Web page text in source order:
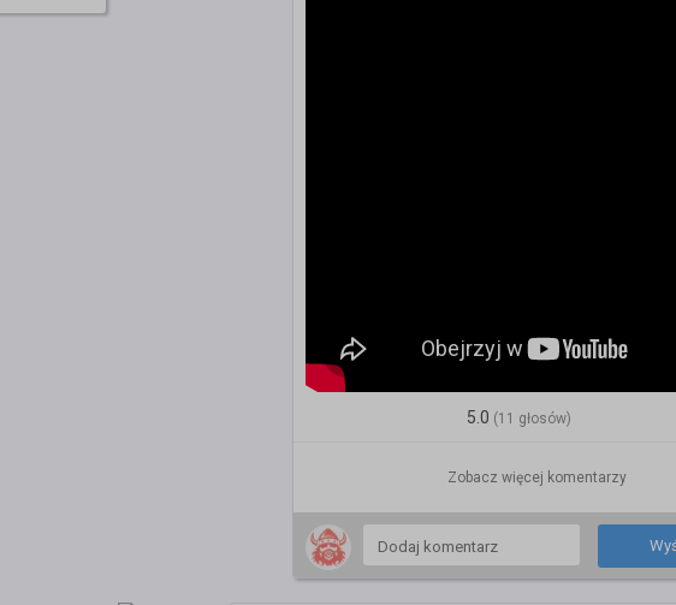
5.0 (11 głosów)
Zobacz więcej komentarzy